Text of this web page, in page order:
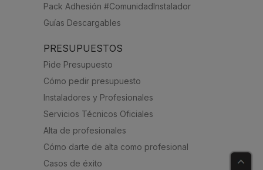
Pack Adhesión #ComunidadInstalador
Guías Descargables
PRESUPUESTOS
Pide Presupuesto
Cómo pedir presupuesto
Instaladores y Profesionales
Servicios Técnicos Oficiales
Alta de profesionales
Cómo darte de alta como profesional
Casos de éxito